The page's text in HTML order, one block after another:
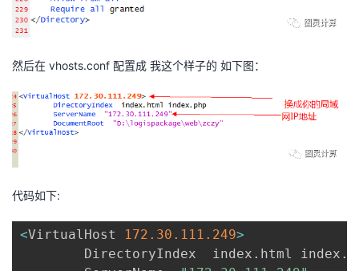
发
者
学
堂
Programs
的
持
我
然后在 vhosts.conf 配置成 我这个样子的 如下图：
代码如下:
<VirtualHost 172.30 .111 .249>
        DirectoryIndex  index
. html index .